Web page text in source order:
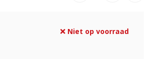
Niet op voorraad